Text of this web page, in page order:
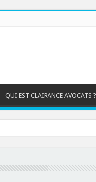
QUI EST CLAIRANCE AVOCATS ?